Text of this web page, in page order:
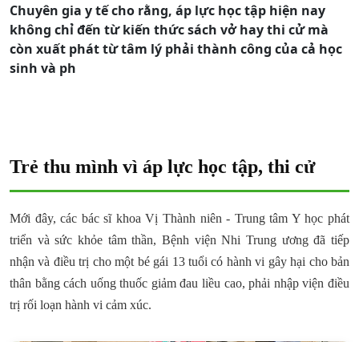
Chuyên gia y tế cho rằng, áp lực học tập hiện nay
không chỉ đến từ kiến thức sách vở hay thi cử mà
còn xuất phát từ tâm lý phải thành công của cả học
sinh và ph
Trẻ thu mình vì áp lực học tập, thi cử
Mới đây, các bác sĩ khoa Vị Thành niên - Trung tâm Y học phát
triển và sức khỏe tâm thần, Bệnh viện Nhi Trung ương đã tiếp
nhận và điều trị cho một bé gái 13 tuổi có hành vi gây hại cho bản
thân bằng cách uống thuốc giảm đau liều cao, phải nhập viện điều
trị rối loạn hành vi cảm xúc.